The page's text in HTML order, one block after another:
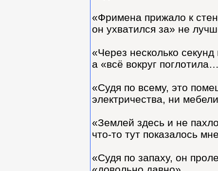
«Фримена прижало к
он ухватился за» не
«Через несколько
а «всё вокруг
«Судя по всему, это
электричества, ни
«Землей здесь и не
что-то тут показалось
«Судя по запаху, он